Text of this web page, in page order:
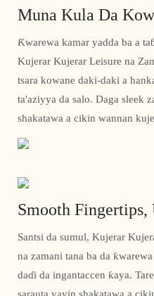
Muna Kula Da
Ƙwarewa kamar yadda ba a
Kujerar Kujerar Leisure na
tsara kowane daki-daki a
ta'aziyya da salo. Daga sleek
shakatawa a cikin wannan
Smooth
Santsi da sumul, Kujerar
na zamani tana ba da
daɗi da ingantaccen ƙaya.